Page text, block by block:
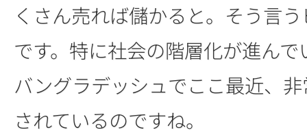
くさん売れば儲かると。そう言
です。特に社会の階層化が進ん
バングラデッシュでここ最近、
されているのですね。